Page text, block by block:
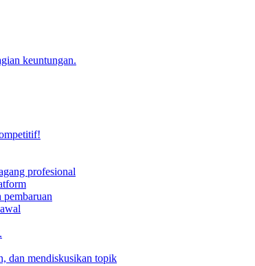
keuntungan.
profesional
dan mendiskusikan topik